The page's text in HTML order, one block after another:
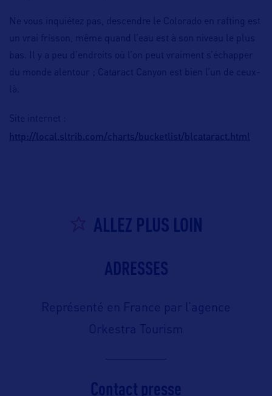
Ne vous inquiétez pas, descendre le Colorado en rafting est
un vrai frisson, même quand l’eau est à son niveau le plus
bas. Il y a peu d’endroits où l’on peut vraiment s’échapper
du monde alentour ; Cataract Canyon est bien l’un de ceux-
là.
Site internet :
http://local.sltrib.com/charts/bucketlist/blcataract.html
ALLEZ PLUS LOIN
ADRESSES
Représenté en France par l’agence
Orkestra Tourism
Contact presse